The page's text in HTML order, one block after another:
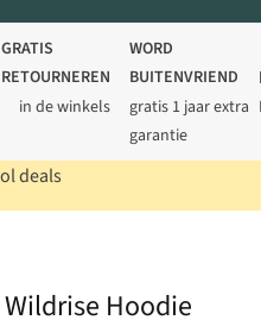
GRATIS
RETOURNEREN
in de winkels
WORD
BUITENVRIEND
gratis 1 jaar extra
garantie
Wildrise Hoodie